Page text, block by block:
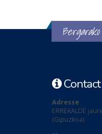
Adresse
ERREKALDE
(Gipuzkoa)